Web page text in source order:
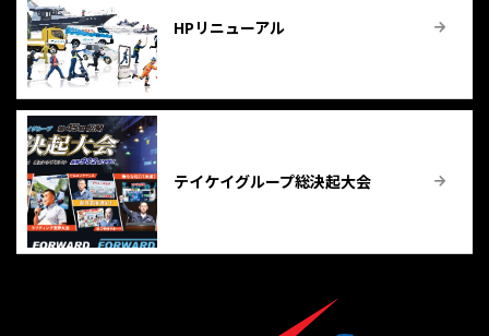
HPリニューアル
テイケイグループ総決起大会